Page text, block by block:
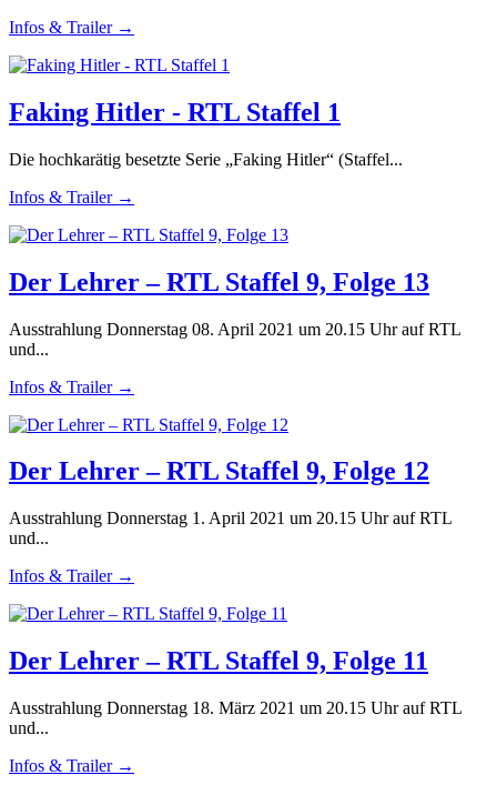
Infos & Trailer →
Faking Hitler - RTL Staffel 1
Die hochkarätig besetzte Serie „Faking Hitler“ (Staffel...
Infos & Trailer →
Der Lehrer – RTL Staffel 9, Folge 13
Ausstrahlung Donnerstag 08. April 2021 um 20.15 Uhr auf RTL
und...
Infos & Trailer →
Der Lehrer – RTL Staffel 9, Folge 12
Ausstrahlung Donnerstag 1. April 2021 um 20.15 Uhr auf RTL
und...
Infos & Trailer →
Der Lehrer – RTL Staffel 9, Folge 11
Ausstrahlung Donnerstag 18. März 2021 um 20.15 Uhr auf RTL
und...
Infos & Trailer →